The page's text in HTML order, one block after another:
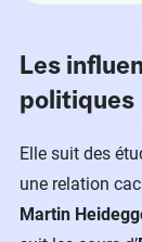
Les
politiques
Elle suit des
une relation
Martin